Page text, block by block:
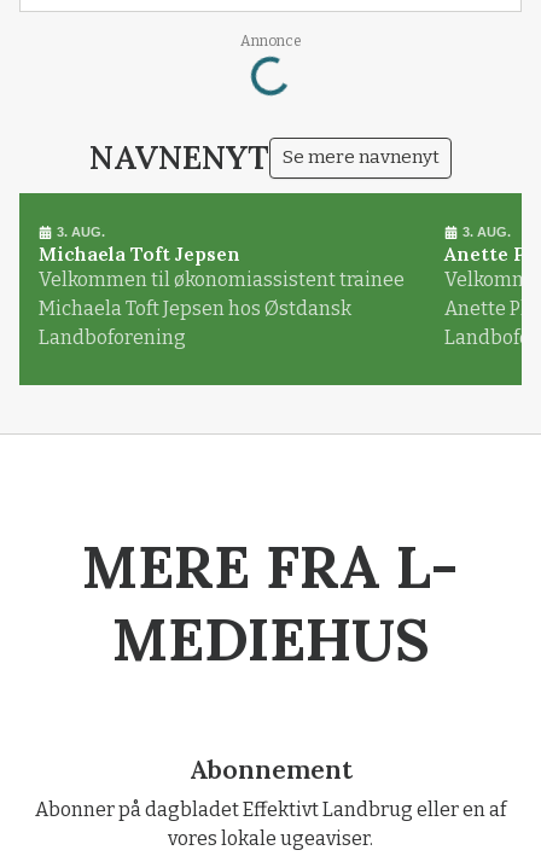
Annonce
Loading...
NAVNENYT Se mere navnenyt
3. AUG.
Michaela Toft Jepsen
Velkommen til økonomiassistent trainee
Michaela Toft Jepsen hos Østdansk
Landboforening
3. AUG.
Anette
Anette
MERE FRA L-
MEDIEHUS
Abonnement
Abonner på dagbladet Effektivt Landbrug eller en af
vores lokale ugeaviser.